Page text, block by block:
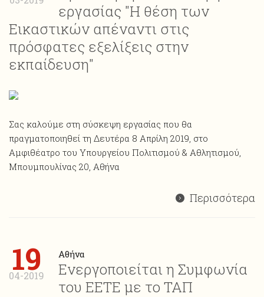
εργασίας "Η θέση των
Εικαστικών απέναντι στις
πρόσφατες εξελίξεις στην
εκπαίδευση"
Σας καλούμε στη σύσκεψη εργασίας που θα
πραγματοποιηθεί τη Δευτέρα 8 Απρίλη 2019, στο
Αμφιθέατρο του Υπουργείου Πολιτισμού & Αθλητισμού,
Μπουμπουλίνας 20, Αθήνα
Περισσότερα
19
04-2019
Αθήνα
Ενεργοποιείται η Συμφωνία
του ΕΕΤΕ με το ΤΑΠ